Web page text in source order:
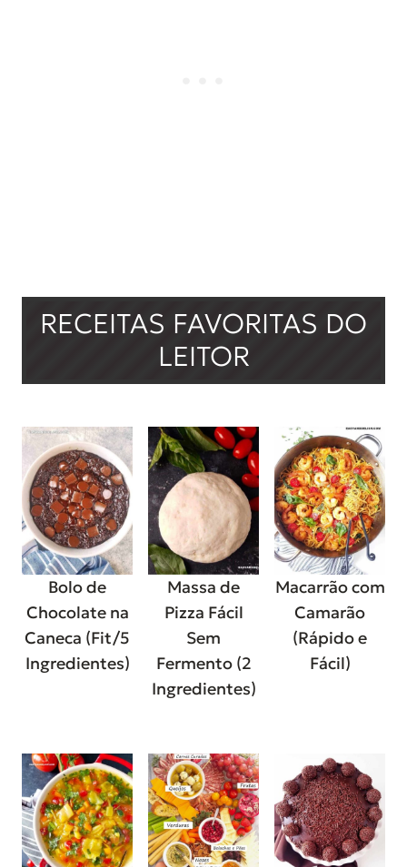
RECEITAS FAVORITAS DO
LEITOR
Bolo de
Chocolate na
Caneca (Fit/5
Ingredientes)
Massa de
Pizza Fácil
Sem
Fermento (2
Ingredientes)
Macarrão com
Camarão
(Rápido e
Fácil)